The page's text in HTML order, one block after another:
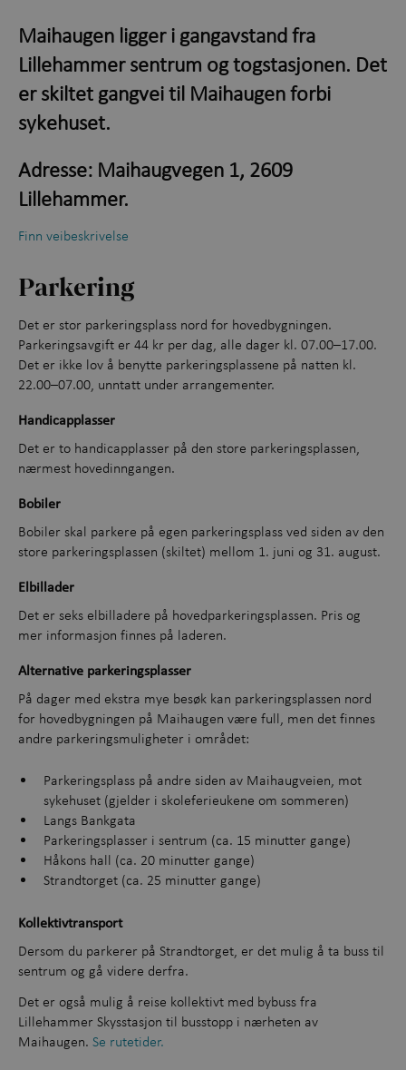
Opplevelser gjennom året
Kunnskap og læring +
Utforsk samlingene
Om Maihaugen
Maihaugen ligger i gangavstand fra
Lillehammer sentrum og togstasjonen. Det
er skiltet gangvei til Maihaugen forbi
sykehuset.
Adresse: Maihaugvegen 1, 2609
Lillehammer.
Finn veibeskrivelse
Parkering
Det er stor parkeringsplass nord for hovedbygningen.
Parkeringsavgift er 44 kr per dag, alle dager kl. 07.00–17.00.
Det er ikke lov å benytte parkeringsplassene på natten kl.
22.00–07.00, unntatt under arrangementer.
Handicapplasser
Det er to handicapplasser på den store parkeringsplassen,
nærmest hovedinngangen.
Bobiler
Bobiler skal parkere på egen parkeringsplass ved siden av den
store parkeringsplassen (skiltet) mellom 1. juni og 31. august.
Elbillader
Det er seks elbilladere på hovedparkeringsplassen. Pris og
mer informasjon finnes på laderen.
Alternative parkeringsplasser
På dager med ekstra mye besøk kan parkeringsplassen nord
for hovedbygningen på Maihaugen være full, men det finnes
andre parkeringsmuligheter i området:
Parkeringsplass på andre siden av Maihaugveien, mot
sykehuset (gjelder i skoleferieukene om sommeren)
Langs Bankgata
Parkeringsplasser i sentrum (ca. 15 minutter gange)
Håkons hall (ca. 20 minutter gange)
Strandtorget (ca. 25 minutter gange)
Kollektivtransport
Dersom du parkerer på Strandtorget, er det mulig å ta buss til
sentrum og gå videre derfra.
Det er også mulig å reise kollektivt med bybuss fra
Lillehammer Skysstasjon til busstopp i nærheten av
Maihaugen. Se rutetider.